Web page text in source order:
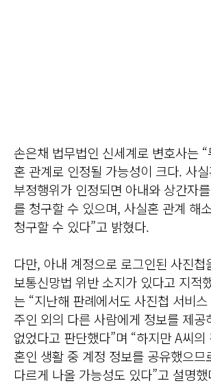
손은채 법무법인 신세계로 변호사는
혼 관계로 인정될 가능성이 크다. 사
부정행위가 인정되면 아내와 상간자
를 청구할 수 있으며, 사실혼 관계 해
청구할 수 있다”고 밝혔다.
다만, 아내 계정으로 로그인된 사진첩
보통신망법 위반 소지가 있다고 지적
는 “지난해 판례에서도 사진첩 서비
주인 외의 다른 사람에게 정보를 제공
없었다고 판단했다”며 “하지만 A씨의
혼인 생활 중 계정 정보를 공유했으므
다르게 나올 가능성도 있다”고 설명했